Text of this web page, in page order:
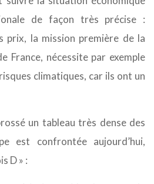
de façon très précise :
prix, la mission première de la
France, nécessite par exemple
climatiques, car ils ont un
un tableau très dense des
est confrontée aujourd’hui,
D » :